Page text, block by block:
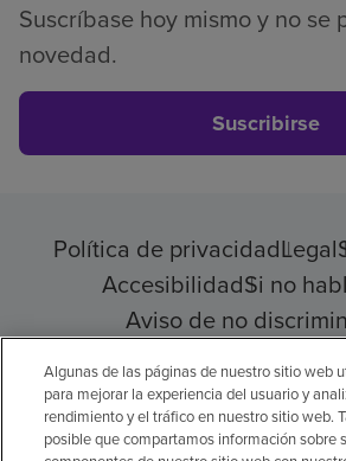
Suscríbase hoy mismo y no se
novedad.
Suscribirse
Política de privacidadLegal
AccesibilidadSi no
Aviso de no
Cumplimiento de los
Algunas de las páginas de nuestro sitio web
para mejorar la experiencia del usuario y
rendimiento y el tráfico en nuestro sitio web.
posible que compartamos información sobre